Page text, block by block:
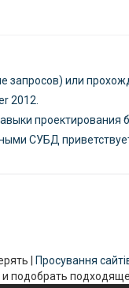
запросов) или
2012.
проектирования
СУБД
| Просування
и подобрать